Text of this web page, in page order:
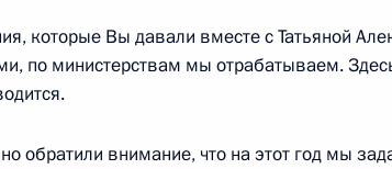
которые Вы давали вместе с Татьяной
по министерствам мы отрабатываем.
обратили внимание, что на этот год мы